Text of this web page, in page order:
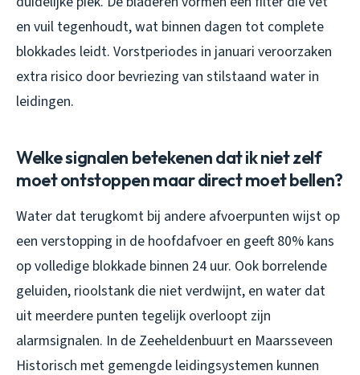
en vuil tegenhoudt, wat binnen dagen tot complete
blokkades leidt. Vorstperiodes in januari veroorzaken
extra risico door bevriezing van stilstaand water in
leidingen.
Welke signalen betekenen dat ik niet zelf
moet ontstoppen maar direct moet bellen?
Water dat terugkomt bij andere afvoerpunten wijst op
een verstopping in de hoofdafvoer en geeft 80% kans
op volledige blokkade binnen 24 uur. Ook borrelende
geluiden, rioolstank die niet verdwijnt, en water dat
uit meerdere punten tegelijk overloopt zijn
alarmsignalen. In de Zeeheldenbuurt en Maarsseveen
Historisch met gemengde leidingsystemen kunnen